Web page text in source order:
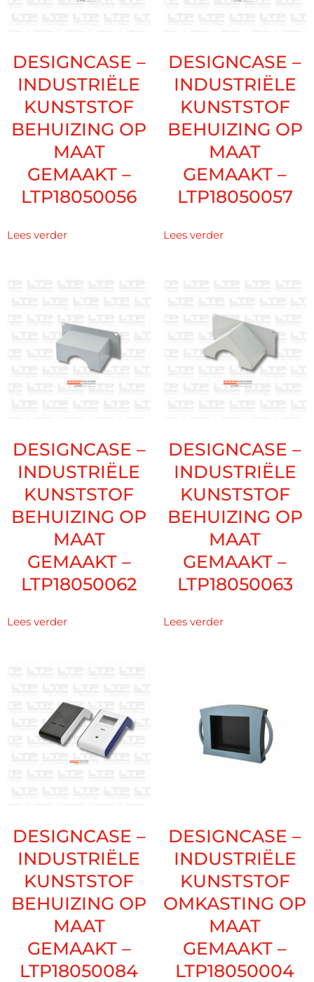
DESIGNCASE –
INDUSTRIËLE
KUNSTSTOF
BEHUIZING OP
MAAT
GEMAAKT –
LTP18050056
Lees verder
DESIGNCASE –
INDUSTRIËLE
KUNSTSTOF
BEHUIZING OP
MAAT
GEMAAKT –
LTP18050057
Lees verder
DESIGNCASE –
INDUSTRIËLE
KUNSTSTOF
BEHUIZING OP
MAAT
GEMAAKT –
LTP18050062
Lees verder
DESIGNCASE –
INDUSTRIËLE
KUNSTSTOF
BEHUIZING OP
MAAT
GEMAAKT –
LTP18050063
Lees verder
DESIGNCASE –
INDUSTRIËLE
KUNSTSTOF
BEHUIZING OP
MAAT
GEMAAKT –
LTP18050084
DESIGNCASE –
INDUSTRIËLE
KUNSTSTOF
OMKASTING OP
MAAT
GEMAAKT –
LTP18050004